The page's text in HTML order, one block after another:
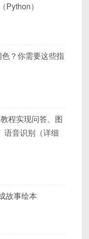
Python）
？你需要这些指
程实现问答、图
语音识别（详细
故事绘本